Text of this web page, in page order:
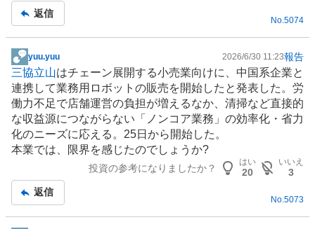
事
返信
No.5074
掲
示
板
記
事
yuu.yuu 2026/6/30 11:23報告
三協立山はチェーン展開する小売業向けに、中国系企業と
連携して業務用 ロボット の販売を開始したと発表した。労
働力不足で店舗運営の負担が増えるなか、清掃など直接的
な収益源につながらない「ノンコア業務」の効率化・省力
化のニーズに応える。25日から開始した。
本業では、限界を感じたのでしょうか?
投資の参考になりましたか？
はい
20
いいえ
3
返信
No. 5073